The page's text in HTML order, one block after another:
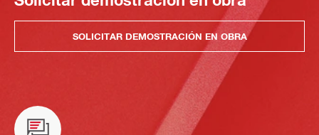
SOLICITAR DEMOSTRACIÓN EN OBRA